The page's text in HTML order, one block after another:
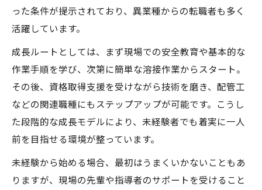
った条件が提示されており、異業種からの転職者も多く
活躍しています。
成長ルートとしては、まず現場での安全教育や基本的な
作業手順を学び、次第に簡単な溶接作業からスタート。
その後、資格取得支援を受けながら技術を磨き、配管工
などの関連職種にもステップアップが可能です。こうし
た段階的な成長モデルにより、未経験者でも着実に一人
前を目指せる環境が整っています。
未経験から始める場合、最初はうまくいかないこともあ
りますが、現場の先輩や指導者のサポートを受けること